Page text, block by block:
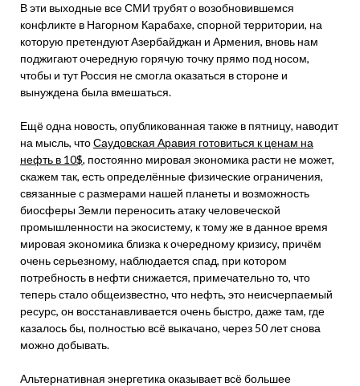
В эти выходные все СМИ трубят о возобновившемся
конфликте в Нагорном Карабахе, спорной территории, на
которую претендуют Азербайджан и Армения, вновь нам
поджигают очередную горячую точку прямо под носом,
чтобы и тут Россия не смогла оказаться в стороне и
вынуждена была вмешаться.
Ещё одна новость, опубликованная также в пятницу, наводит
на мысль, чтоСаудовская Аравия готовиться к ценам на
нефть в 10$, постоянно мировая экономика расти не может,
скажем так, есть определённые физические ограничения,
связанные с размерами нашей планеты и возможность
биосферы Земли переносить атаку человеческой
промышленности на экосистему, к тому же в данное время
мировая экономика близка к очередному кризису, причём
очень серьезному, наблюдается спад, при котором
потребность в нефти снижается, примечательно то, что
теперь стало общеизвестно, что нефть, это неисчерпаемый
ресурс, он восстанавливается очень быстро, даже там, где
казалось бы, полностью всё выкачано, через 50 лет снова
можно добывать.
Альтернативная энергетика оказывает всё большее